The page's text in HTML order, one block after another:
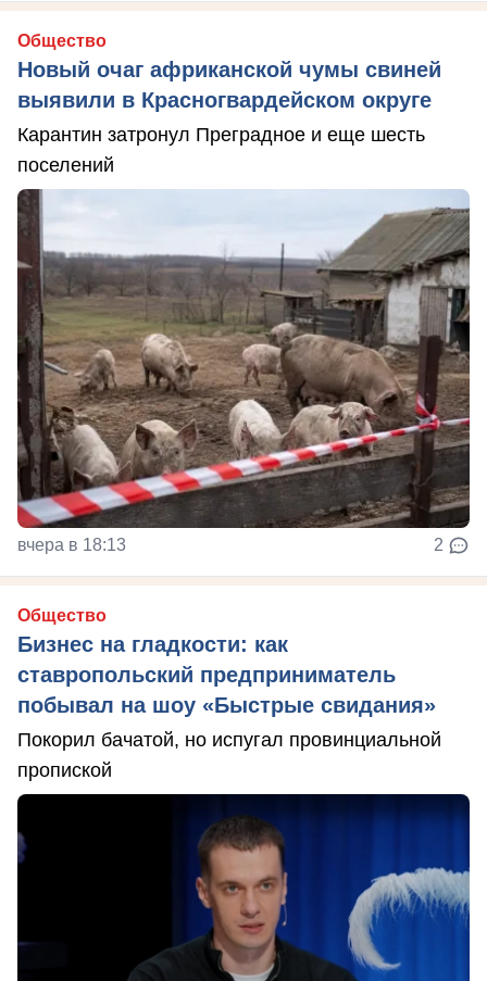
Общество
Новый очаг африканской чумы свиней
выявили в Красногвардейском округе
Карантин затронул Преградное и еще шесть
поселений
вчера в 18:13 2
Общество
Бизнес на гладкости: как
ставропольский предприниматель
побывал на шоу «Быстрые свидания»
Покорил бачатой, но испугал провинциальной
пропиской